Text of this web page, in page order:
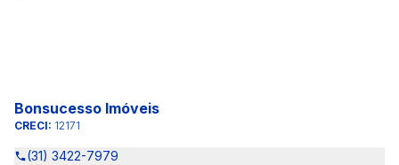
Bonsucesso Imóveis
CRECI: 12171
(31) 3422-7979